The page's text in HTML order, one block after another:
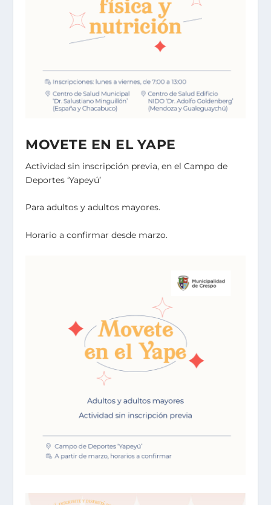
MOVETE EN EL YAPE
Actividad sin inscripción previa, en el Campo de
Deportes ‘Yapeyú’
Para adultos y adultos mayores.
Horario a confirmar desde marzo.